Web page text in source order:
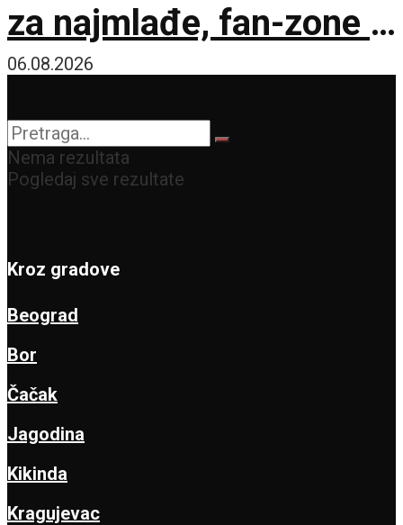
za najmlađe, fan-zone i
besplatna karta za
humanost!
06.08.2026
Nema rezultata
Pogledaj sve rezultate
Kroz gradove
Beograd
Bor
Čačak
Jagodina
Kikinda
Kragujevac